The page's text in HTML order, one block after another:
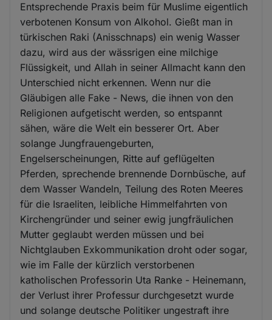
Entsprechende Praxis beim für Muslime eigentlich
verbotenen Konsum von Alkohol. Gießt man in
türkischen Raki (Anisschnaps) ein wenig Wasser
dazu, wird aus der wässrigen eine milchige
Flüssigkeit, und Allah in seiner Allmacht kann den
Unterschied nicht erkennen. Wenn nur die
Gläubigen alle Fake - News, die ihnen von den
Religionen aufgetischt werden, so entspannt
sähen, wäre die Welt ein besserer Ort. Aber
solange Jungfrauengeburten,
Engelserscheinungen, Ritte auf geflügelten
Pferden, sprechende brennende Dornbüsche, auf
dem Wasser Wandeln, Teilung des Roten Meeres
für die Israeliten, leibliche Himmelfahrten von
Kirchengründer und seiner ewig jungfräulichen
Mutter geglaubt werden müssen und bei
Nichtglauben Exkommunikation droht oder sogar,
wie im Falle der kürzlich verstorbenen
katholischen Professorin Uta Ranke - Heinemann,
der Verlust ihrer Professur durchgesetzt wurde
und solange deutsche Politiker ungestraft ihre